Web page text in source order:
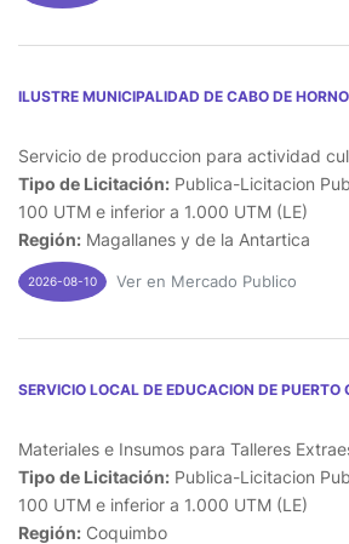
ILUSTRE MUNICIPALIDAD DE CABO DE
Servicio de produccion para actividad
Tipo de Licitación: Publica-Licitacion
100 UTM e inferior a 1.000 UTM (LE)
Región: Magallanes y de la Antartica
2026-08-10 Ver en Mercado Publico
SERVICIO LOCAL DE EDUCACION DE PUERTO
Materiales e Insumos para Talleres
Tipo de Licitación: Publica-Licitacion
100 UTM e inferior a 1.000 UTM (LE)
Región: Coquimbo